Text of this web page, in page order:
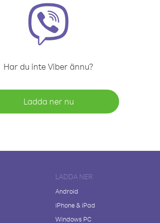
Har du inte Viber ännu?
Ladda ner nu
LADDA NER
Android
iPhone & iPad
Windows PC